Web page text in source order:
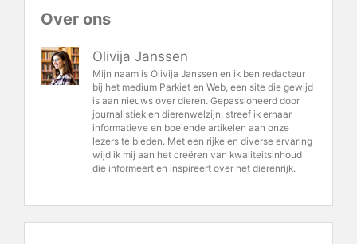
Over ons
Olivija Janssen
Mijn naam is Olivija Janssen en ik ben redacteur
bij het medium Parkiet en Web, een site die gewijd
is aan nieuws over dieren. Gepassioneerd door
journalistiek en dierenwelzijn, streef ik ernaar
informatieve en boeiende artikelen aan onze
lezers te bieden. Met een rijke en diverse ervaring
wijd ik mij aan het creëren van kwaliteitsinhoud
die informeert en inspireert over het dierenrijk.